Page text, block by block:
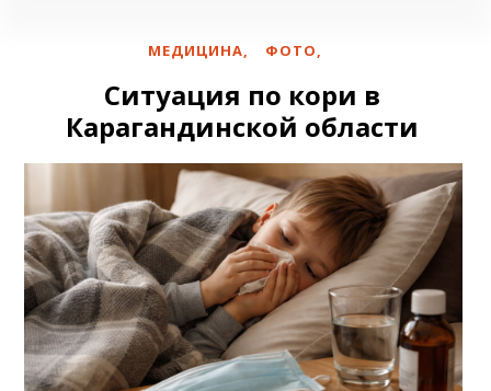
МЕДИЦИНА, ФОТО,
Ситуация по кори в
Карагандинской области